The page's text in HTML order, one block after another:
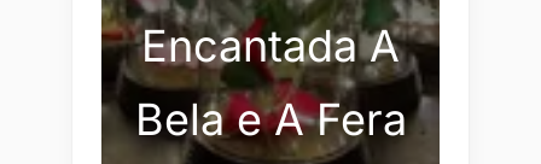
Encantada A
Bela e A Fera